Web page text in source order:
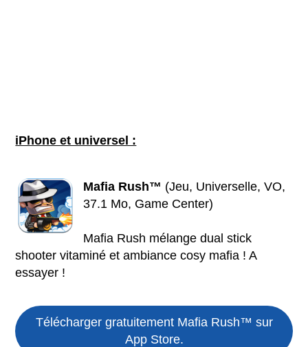
iPhone et universel :
Mafia Rush™ (Jeu, Universelle, VO,
37.1 Mo, Game Center)
Mafia Rush mélange dual stick
shooter vitaminé et ambiance cosy mafia ! A
essayer !
Télécharger gratuitement Mafia Rush™ sur
App Store.